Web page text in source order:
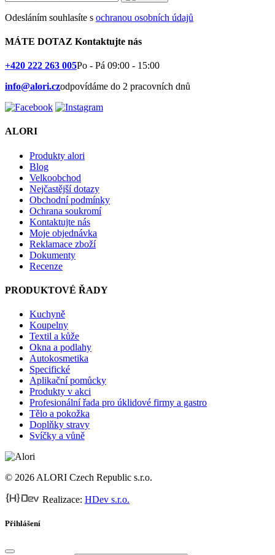
Odesláním souhlasíte s ochranou osobních údajů
MÁTE DOTAZ Kontaktujte nás
+420 222 263 005Po - Pá 09:00 - 15:00
info@alori.czodpovídáme do 2 pracovních dnů
ALORI
Produkty alori
Blog
Velkoobchod
Nejčastější dotazy
Obchodní podmínky
Ochrana soukromí
Kontaktujte nás
Moje objednávka
Reklamace zboží
Dokumenty
Recenze
PRODUKTOVÉ ŘADY
Kuchyně
Koupelny
Textil a kůže
Okna a podlahy
Autokosmetika
Specifické
Aplikační pomůcky
Produkty v akci
Profesionální řada pro úklidové firmy a gastro
Tělo a pokožka
Doplňky stravy
Svíčky a vůně
© 2026 ALORI Czech Republic s.r.o.
Realizace: HDev s.r.o.
Přihlášení